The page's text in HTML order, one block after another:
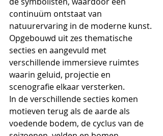
continuüm ontstaat van
natuurervaring in de moderne kunst.
Opgebouwd uit zes thematische
secties en aangevuld met
verschillende immersieve ruimtes
waarin geluid, projectie en
scenografie elkaar versterken.
In de verschillende secties komen
motieven terug als de aarde als
voedende bodem, de cyclus van de